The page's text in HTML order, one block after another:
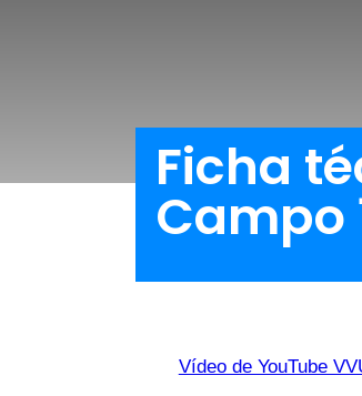
Ficha
Campo
Vídeo de YouTube